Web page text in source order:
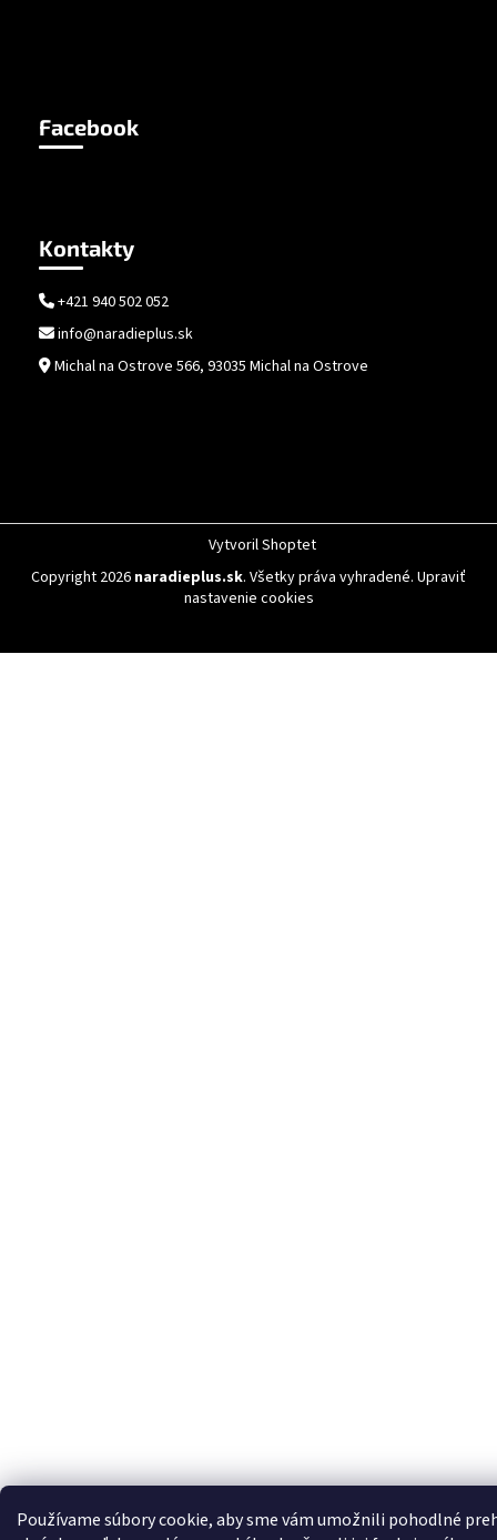
Používame súbory cookie, aby sme vám umožnili pohodlné
Facebook
Kontakty
+421 940 502 052
info@naradieplus.sk
Michal na Ostrove 566, 93035 Michal na Ostrove
Vytvoril Shoptet
Copyright 2026 naradieplus.sk. Všetky práva vyhradené. Upraviť
nastavenie cookies